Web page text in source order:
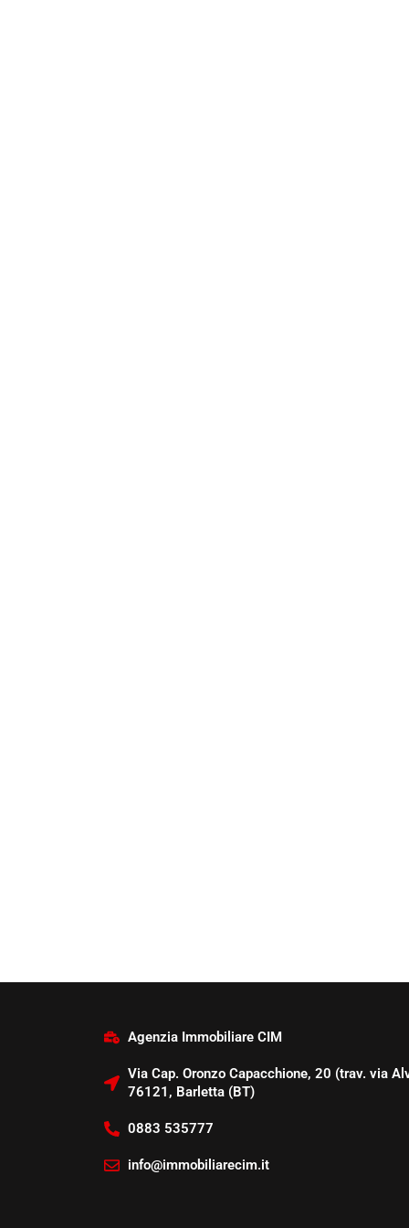
Agenzia Immobiliare CIM
Via Cap. Oronzo Capacchione, 20 (trav. via
76121, Barletta (BT)
0883 535777
info@immobiliarecim.it